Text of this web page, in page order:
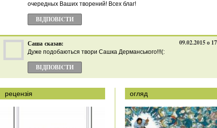
очередных Ваших творений! Всех благ!
ВІДПОВІCТИ
Саша сказав: 09.02.2015 о
Дуже подобаються твори Сашка Дерманського!!!(:
ВІДПОВІCТИ
рецензія огляд